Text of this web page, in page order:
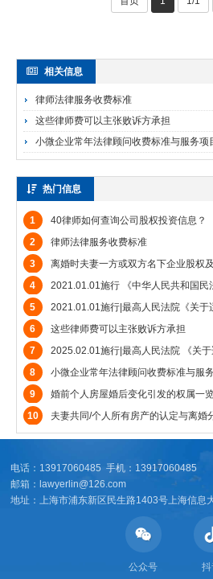
相关信息
律师法律服务收费标准
这些律师费可以主张败诉方承担
小微企业常年法律顾问收费标准与服务项
热门信息
1
40律师如何查询公司股权投资信息？
2
律师法律服务收费标准
3
离婚时夫妻一方或双方名下企业股权
4
2021.01.01施行 《中华人民共和国民
5
2021.01.01施行|最高人民法院《关于适用〈中华人民共
6
这些律师费可以主张败诉方承担
7
2025.02.01施行|最高人民法院 《关于适用〈中华人民
8
小微企业常年法律顾问收费标准与服
9
婚前个人房屋婚后变化引发的权属一
10
夫妻共同/个人所有房产的认定与离婚
电话：13917060485 手机：13917060485
邮箱：lawyerlin@126.com
地址：上海市浦东新区民生路1403号上海信息
公众号